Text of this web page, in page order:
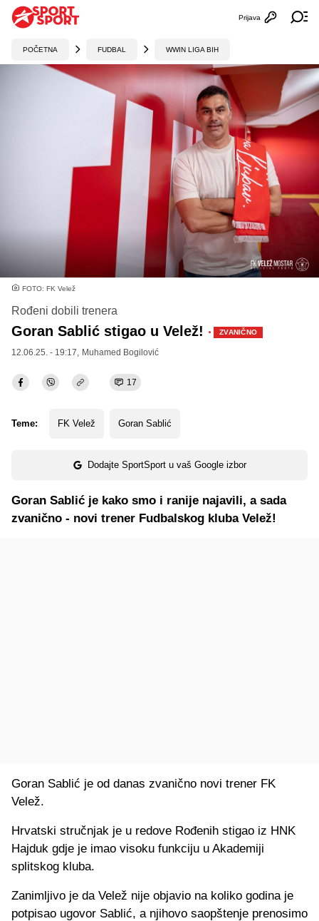
Otvori
Prijava
POČETNA FUDBAL WWIN LIGA BIH
FOTO: FK Velež
Rođeni dobili trenera
Goran Sablić stigao u Velež! · ZVANIČNO
12.06.25. - 19:17, Muhamed Bogilović
17
Teme: FK Velež Goran Sablić
Dodajte SportSport u vaš Google izbor
Goran Sablić je kako smo i ranije najavili, a sada
zvanično - novi trener Fudbalskog kluba Velež!
Goran Sablić je od danas zvanično novi trener FK
Velež.
Hrvatski stručnjak je u redove Rođenih stigao iz HNK
Hajduk gdje je imao visoku funkciju u Akademiji
splitskog kluba.
Zanimljivo je da Velež nije objavio na koliko godina je
potpisao ugovor Sablić, a njihovo saopštenje prenosimo